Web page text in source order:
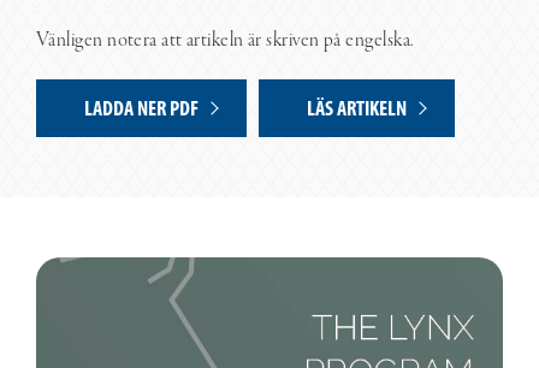
Vänligen notera att artikeln är skriven på engelska.
LADDA NER PDF LÄS ARTIKELN